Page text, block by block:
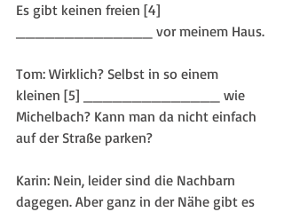
Es gibt keinen freien [4]
______________ vor meinem Haus.
Tom: Wirklich? Selbst in so einem
kleinen [5] ______________ wie
Michelbach? Kann man da nicht einfach
auf der Straße parken?
Karin: Nein, leider sind die Nachbarn
dagegen. Aber ganz in der Nähe gibt es